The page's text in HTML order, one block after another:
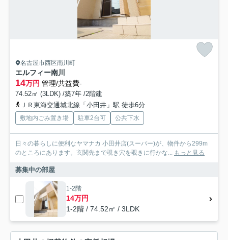
名古屋市西区南川町
エルフィー南川
14万円 管理/共益費-
74.52㎡ (3LDK) /築7年 /2階建
ＪＲ東海交通城北線「小田井」駅 徒歩6分
敷地内ごみ置き場 駐車2台可 公共下水
日々の暮らしに便利なヤマナカ 小田井店(スーパー)が、物件から299m
のところにあります。玄関先まで覗き穴を覗きに行かな... もっと見る
募集中の部屋
1-2階
14万円
1-2階 / 74.52㎡ / 3LDK